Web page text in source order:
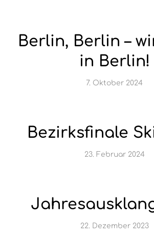
Berlin, Berlin –
in Berlin!
7. Oktober 2024
Bezirksfinale
23. Februar 2024
22. Dezember 2023